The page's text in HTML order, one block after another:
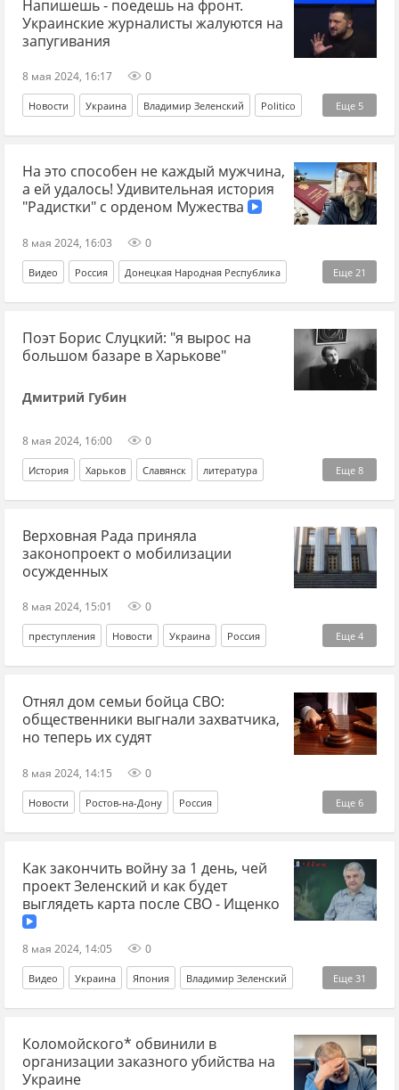
Черчилль Василий Стоякин
Напишешь - поедешь на фронт.
Украинские журналисты жалуются на
запугивания
8 мая 2024, 16:17 0
Еще 5
Новости Украина Владимир Зеленский Politico
журналисты журналист журналистика фронт
СВО
На это способен не каждый мужчина,
а ей удалось! Удивительная история
"Радистки" с орденом Мужества
8 мая 2024, 16:03 0
Еще 21
Видео Россия Донецкая Народная Республика
Донецк Владимир Путин
Вооруженные силы Украины доброволец
БПЛА РЭБ
СВО Спецоперация
орден женщины
Поэт Борис Слуцкий: "я вырос на
большом базаре в Харькове"
Дмитрий Губин
8 мая 2024, 16:00 0
Еще 8
История Харьков Славянск литература
История история СССР история Украины СССР
поэт поэзия XX век Советская власть
Верховная Рада приняла
законопроект о мобилизации
осужденных
8 мая 2024, 15:01 0
Еще 4
преступления Новости Украина Россия
Алексей Гончаренко Верховная Рада законопроект
мобилизация
Отнял дом семьи бойца СВО:
общественники выгнали захватчика,
но теперь их судят
8 мая 2024, 14:15 0
Еще 6
Новости Ростов-на-Дону Россия
Следственный комитет мигранты СВО
Спецоперация имущество Суд
Как закончить войну за 1 день, чей
проект Зеленский и как будет
выглядеть карта после СВО - Ищенко
8 мая 2024, 14:05 0
Еще 31
Видео Украина Япония Владимир Зеленский
Ростислав Ищенко
Владимир Ленин (Владимир Ульянов)
Бессмертный полк Спецоперация
Коломойского* обвинили в
организации заказного убийства на
Украине